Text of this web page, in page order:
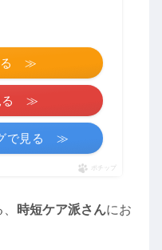
る ≫
る ≫
で見る ≫
ポチップ
時短ケア派さんにお